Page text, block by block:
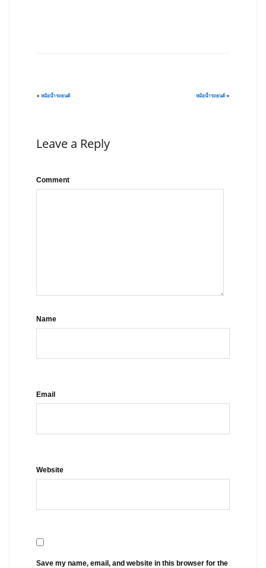
« หม้อน้ำรถยนต์ หม้อน้ำรถยนต์ »
Leave a Reply
Comment
Name
Email
Website
Save my name, email, and website in this browser for the